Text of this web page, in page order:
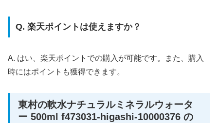
Q. 楽天ポイントは使えますか？
A. はい、楽天ポイントでの購入が可能です。また、購入
時にはポイントも獲得できます。
東村の軟水ナチュラルミネラルウォータ
ー 500ml f473031-higashi-10000376 の